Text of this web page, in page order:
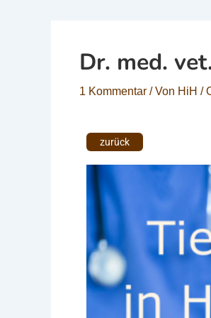
Dr. med.
1 Kommentar / Von HiH /